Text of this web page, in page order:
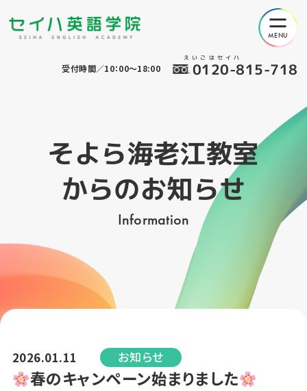
えいごはセイハ
0120-815-718
受付時間／10：00～18:00
そよら海老江教室
からのお知らせ
Information
2026.01.11 お知らせ
春のキャンペーン始まりました